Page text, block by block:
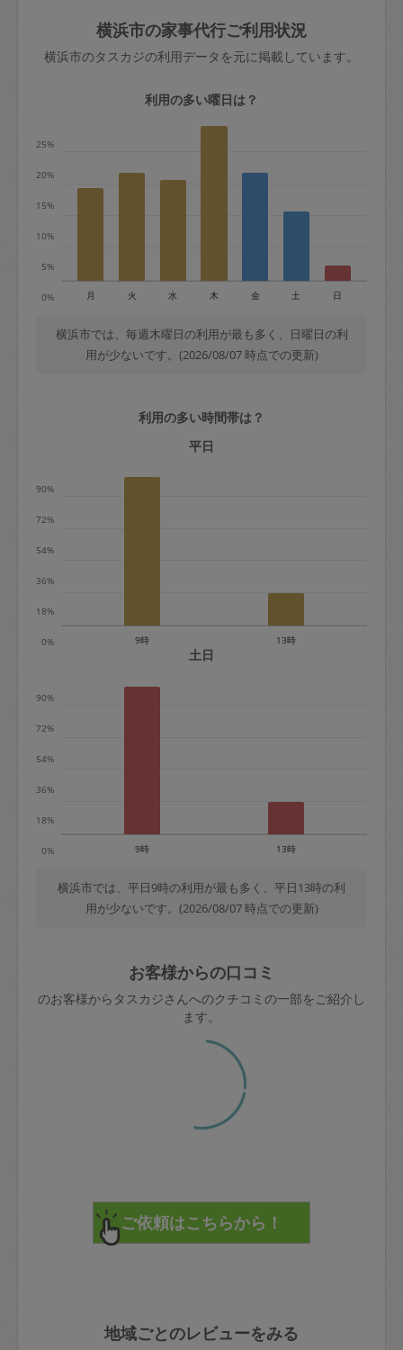
依頼者不在による当日キャンセル＝依頼
金額の100%＋交通費全額
※例：依頼日時／土曜日午前9時開始の場
50%
金曜日9時～土曜日8時まで＝依頼金額の
＋交通費全額
依頼者不在による当日キャンセル＝依頼
金額の100%＋交通費全額
定期契約をキャンセルする場合、毎週定
期は月2回まで隔週定期は月1回までキャ
※キャンセル料金の設定について：
きた場合は損害保険の対象外となるので
ご注意ください。
玉、など
あわせてこちらも参照ください：初めて
はありますか？
横浜市の家事代行ご利用状況
横浜市のタスカジの利用データを元に掲載しています。
利用の多い曜日は？
0%
5%
10%
15%
20%
25%
月 火 水 木 金 土 日
横浜市では、毎週木曜日の利用が最も多く、日曜日の利
用が少ないです。(2026/08/07 時点での更新)
利用の多い時間帯は？
平日
0%
18%
36%
54%
72%
90%
9時 13時
土日
0%
18%
36%
54%
72%
90%
9時 13時
横浜市では、平日9時の利用が最も多く、平日13時の利
用が少ないです。(2026/08/07 時点での更新)
お客様からの口コミ
のお客様からタスカジさんへのクチコミの一部をご紹介し
ます。
地域ごとのレビューをみる